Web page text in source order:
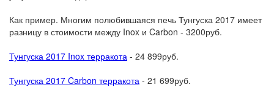
Как пример. Многим полюбившаяся печь Тунгуска 2017 имеет
разницу в стоимости между Inox и Carbon - 3200руб.
Тунгуска 2017 Inox терракота - 24 899руб.
Тунгуска 2017 Carbon терракота - 21 699руб.